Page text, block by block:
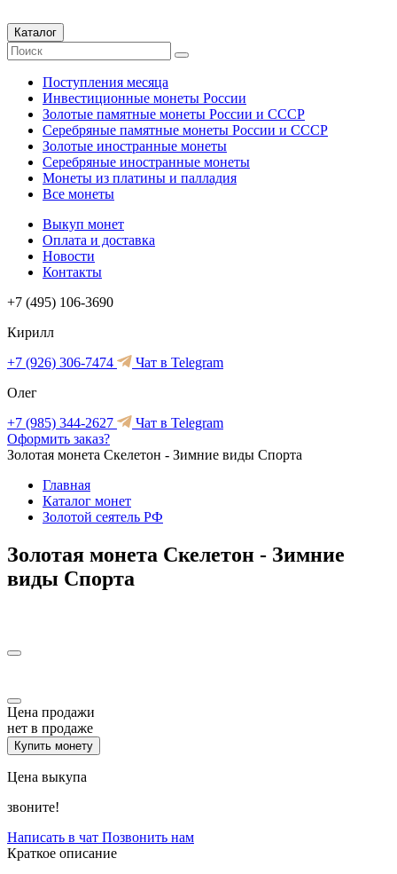
Каталог
Поступления месяца
Инвестиционные монеты России
Золотые памятные монеты России и СССР
Серебряные памятные монеты России и СССР
Золотые иностранные монеты
Серебряные иностранные монеты
Монеты из платины и палладия
Все монеты
Выкуп монет
Оплата и доставка
Новости
Контакты
+7 (495) 106-3690
Кирилл
+7 (926) 306-7474
Чат в Telegram
Олег
+7 (985) 344-2627
Чат в Telegram
Оформить заказ?
Золотая монета Скелетон - Зимние виды Спорта
Главная
Каталог монет
Золотой сеятель РФ
Золотая монета Скелетон - Зимние
виды Спорта
Цена продажи
нет в продаже
Купить монету
Цена выкупа
звоните!
Написать в чат Позвонить нам
Краткое описание